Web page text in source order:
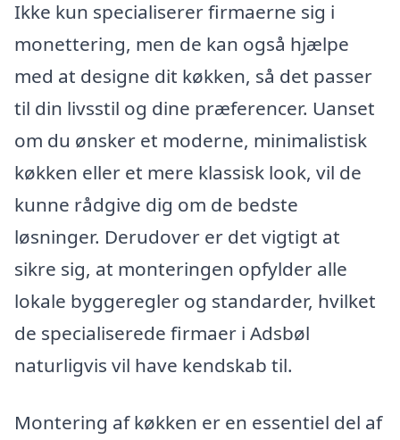
Ikke kun specialiserer firmaerne sig i
monettering, men de kan også hjælpe
med at designe dit køkken, så det passer
til din livsstil og dine præferencer. Uanset
om du ønsker et moderne, minimalistisk
køkken eller et mere klassisk look, vil de
kunne rådgive dig om de bedste
løsninger. Derudover er det vigtigt at
sikre sig, at monteringen opfylder alle
lokale byggeregler og standarder, hvilket
de specialiserede firmaer i Adsbøl
naturligvis vil have kendskab til.
Montering af køkken er en essentiel del af